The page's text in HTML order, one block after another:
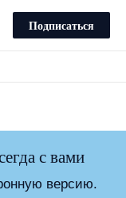
Подписаться
с вами
версию.